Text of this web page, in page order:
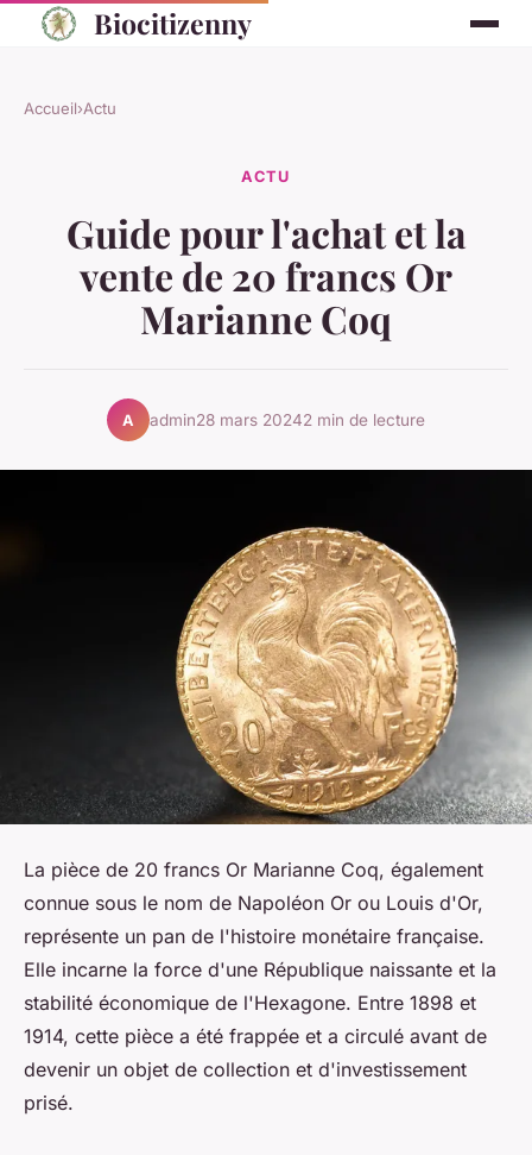
Biocitizenny
Accueil›Actu
ACTU
Guide pour l'achat et la
vente de 20 francs Or
Marianne Coq
A admin28 mars 20242 min de lecture
La pièce de 20 francs Or Marianne Coq, également
connue sous le nom de Napoléon Or ou Louis d'Or,
représente un pan de l'histoire monétaire française.
Elle incarne la force d'une République naissante et la
stabilité économique de l'Hexagone. Entre 1898 et
1914, cette pièce a été frappée et a circulé avant de
devenir un objet de collection et d'investissement
prisé.